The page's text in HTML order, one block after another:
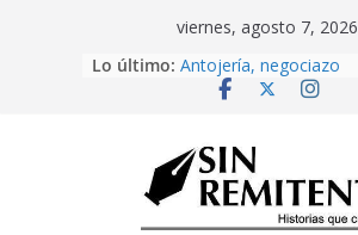
viernes, agosto 7, 2026
Lo último: Amor eterno
Antojería, negociazo
Misa de 12